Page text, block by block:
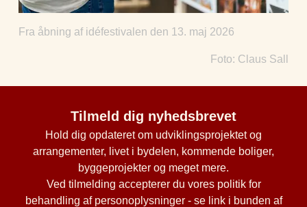
Fra åbning af idéfestivalen den 13. maj 2026
Foto: Claus Sall
Tilmeld dig nyhedsbrevet
Hold dig opdateret om udviklingsprojektet og
arrangementer, livet i bydelen, kommende boliger,
byggeprojekter og meget mere.
Ved tilmelding accepterer du vores politik for
behandling af personoplysninger - se link i bunden af